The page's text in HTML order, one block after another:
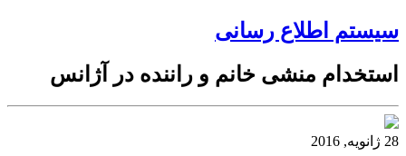
سیستم اطلاع رسانی
استخدام منشی خانم و راننده در آژانس
28 ژانویه, 2016